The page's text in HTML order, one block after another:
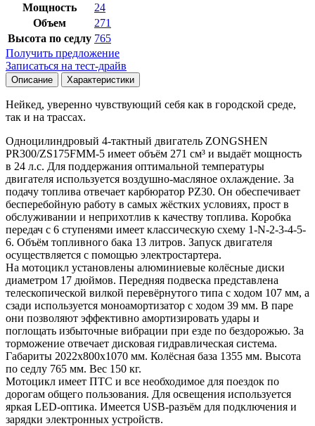
Мощность
24
Объем
271
Высота по седлу 765
Получить предложение
Записаться на тест-драйв
Описание Характеристики
Нейкед, уверенно чувствующий себя как в городской среде,
так и на трассах.
Одноцилиндровый 4-тактный двигатель ZONGSHEN
PR300/ZS175FMM-5 имеет объём 271 см³ и выдаёт мощность
в 24 л.с. Для поддержания оптимальной температуры
двигателя используется воздушно-масляное охлаждение. За
подачу топлива отвечает карбюратор PZ30. Он обеспечивает
бесперебойную работу в самых жёстких условиях, прост в
обслуживании и неприхотлив к качеству топлива. Коробка
передач с 6 ступенями имеет классическую схему 1-N-2-3-4-5-
6. Объём топливного бака 13 литров. Запуск двигателя
осуществляется с помощью электростартера.
На мотоцикл установлены алюминиевые колёсные диски
диаметром 17 дюймов. Передняя подвеска представлена
телескопической вилкой перевёрнутого типа с ходом 107 мм, а
сзади используется моноамортизатор с ходом 39 мм. В паре
они позволяют эффективно амортизировать удары и
поглощать избыточные вибрации при езде по бездорожью. За
торможение отвечает дисковая гидравлическая система.
Габариты 2022x800x1070 мм. Колёсная база 1355 мм. Высота
по седлу 765 мм. Вес 150 кг.
Мотоцикл имеет ПТС и все необходимое для поездок по
дорогам общего пользования. Для освещения используется
яркая LED-оптика. Имеется USB-разъём для подключения и
зарядки электронных устройств.